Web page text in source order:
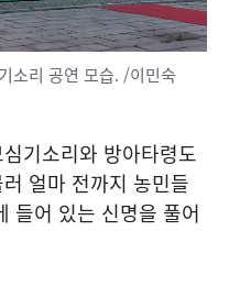
소리 공연 모습. /이민숙
기소리와 방아타령도
얼마 전까지 농민들
들어 있는 신명을 풀어